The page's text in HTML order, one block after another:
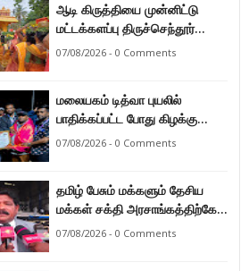
ஆடி கிருத்தியை முன்னிட்டு
மட்டக்களப்பு திருச்செந்தூர்
முருகன் ஆலயத்தில் இடம்பெற்ற
07/08/2026 - 0 Comments
மலையகம் டித்வா புயலில்
பாதிக்கப்பட்ட போது கிழக்கு
மாகாண மக்கள் நீட்டிய
நுவரெலியா மாநகர சபை பிரதி
முதல்வர் எஸ். யோகராஜா
07/08/2026 - 0 Comments
தமிழ் பேசும் மக்களும் தேசிய
மக்கள் சக்தி அரசாங்கத்திற்கே
ஆணையளித்துள்ளனர் –
07/08/2026 - 0 Comments